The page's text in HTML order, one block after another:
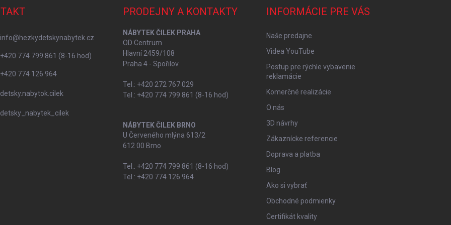
info@hezkydetskynabytek.cz
+420 774 799 861 (8-16 hod)
+420 774 126 964
detsky.nabytok.cilek
detsky_nabytek_cilek
PRODEJNY A KONTAKTY
NÁBYTEK ČILEK PRAHA
OD Centrum
Hlavní 2459/108
Praha 4 - Spořilov
Tel.: +420 272 767 029
Tel.: +420 774 799 861 (8-16 hod)
NÁBYTEK ČILEK BRNO
U Červeného mlýna 613/2
612 00 Brno
Tel.: +420 774 799 861 (8-16 hod)
Tel.: +420 774 126 964
INFORMÁCIE PRE VÁS
Naše predajne
Videa YouTube
Postup pre rýchle vybavenie
reklamácie
Komerčné realizácie
O nás
3D návrhy
Zákaznícke referencie
Doprava a platba
Blog
Ako si vybrať
Obchodné podmienky
Certifikát kvality